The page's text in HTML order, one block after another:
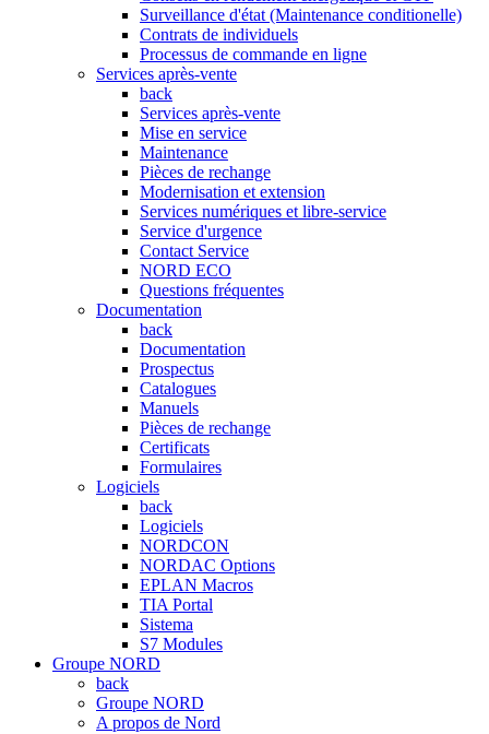
Surveillance d'état (Maintenance conditionelle)
Contrats de individuels
Processus de commande en ligne
Services après-vente
back
Services après-vente
Mise en service
Maintenance
Pièces de rechange
Modernisation et extension
Services numériques et libre-service
Service d'urgence
Contact Service
NORD ECO
Questions fréquentes
Documentation
back
Documentation
Prospectus
Catalogues
Manuels
Pièces de rechange
Certificats
Formulaires
Logiciels
back
Logiciels
NORDCON
NORDAC Options
EPLAN Macros
TIA Portal
Sistema
S7 Modules
Groupe NORD
back
Groupe NORD
A propos de Nord